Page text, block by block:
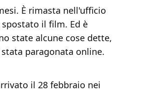
È rimasta nell'ufficio
il film. Ed è
state alcune cose dette,
paragonata online.
il 28 febbraio nei